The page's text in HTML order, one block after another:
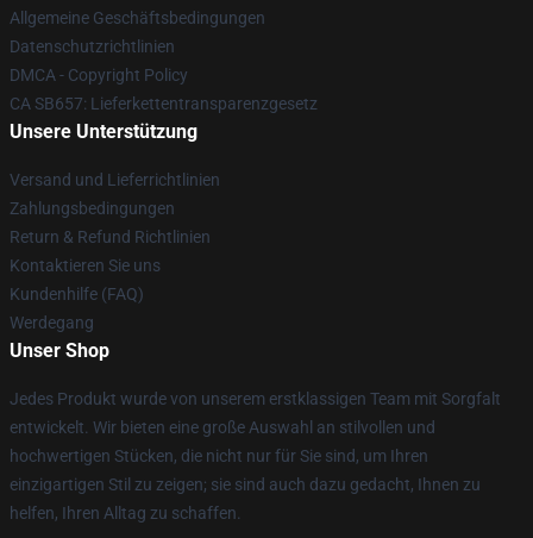
Allgemeine Geschäftsbedingungen
Datenschutzrichtlinien
DMCA - Copyright Policy
CA SB657: Lieferkettentransparenzgesetz
Unsere Unterstützung
Versand und Lieferrichtlinien
Zahlungsbedingungen
Return & Refund Richtlinien
Kontaktieren Sie uns
Kundenhilfe (FAQ)
Werdegang
Unser Shop
Jedes Produkt wurde von unserem erstklassigen Team mit Sorgfalt
entwickelt. Wir bieten eine große Auswahl an stilvollen und
hochwertigen Stücken, die nicht nur für Sie sind, um Ihren
einzigartigen Stil zu zeigen; sie sind auch dazu gedacht, Ihnen zu
helfen, Ihren Alltag zu schaffen.